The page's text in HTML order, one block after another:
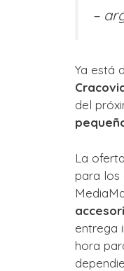
–
Ya está
del
La
para los
entrega
hora